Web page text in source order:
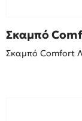
Σκαμπό
Σκαμπό Comfort